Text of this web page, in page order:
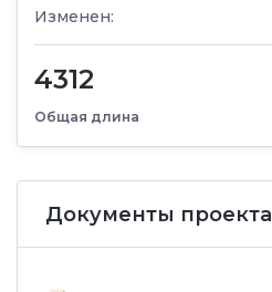
Изменен:
4312
Общая длина
Документы проекта